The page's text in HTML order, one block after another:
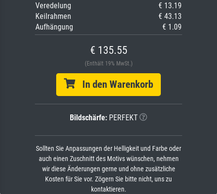
Veredelung
€ 13.19
Keilrahmen
€ 43.13
Aufhängung
€ 1.09
€ 135.55
(Enthält 19% MwSt.)
In den Warenkorb
Bildschärfe: PERFEKT
Sollten Sie Anpassungen der Helligkeit und Farbe oder
auch einen Zuschnitt des Motivs wünschen, nehmen
wir diese Änderungen gerne und ohne zusätzliche
Kosten für Sie vor. Zögern Sie bitte nicht, uns zu
kontaktieren.